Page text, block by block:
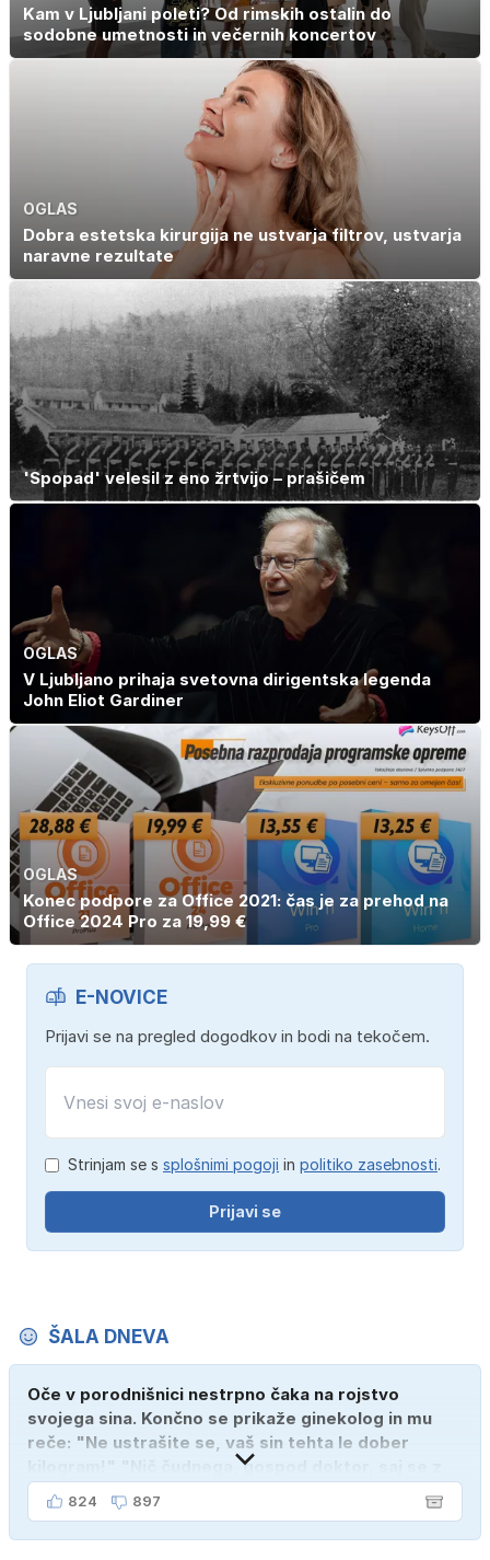
Kam v Ljubljani poleti? Od rimskih ostalin do
sodobne umetnosti in večernih koncertov
OGLAS
Dobra estetska kirurgija ne ustvarja filtrov, ustvarja
naravne rezultate
'Spopad' velesil z eno žrtvijo – prašičem
OGLAS
V Ljubljano prihaja svetovna dirigentska legenda
John Eliot Gardiner
OGLAS
Konec podpore za Office 2021: čas je za prehod na
Office 2024 Pro za 19,99 €
E-NOVICE
Prijavi se na pregled dogodkov in bodi na tekočem.
Strinjam se s splošnimi pogoji in politiko zasebnosti.
Prijavi se
ŠALA DNEVA
Oče v porodnišnici nestrpno čaka na rojstvo
svojega sina. Končno se prikaže ginekolog in mu
reče: "Ne ustrašite se, vaš sin tehta le dober
kilogram!" "Nič čudnega, gospod doktor, saj se z
ženo poznava šele tri mesece."
824 897